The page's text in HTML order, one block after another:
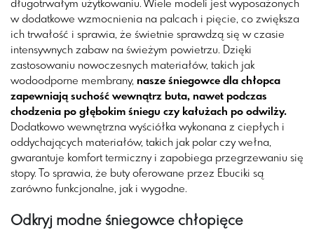
długotrwałym użytkowaniu. Wiele modeli jest wyposażonych
w dodatkowe wzmocnienia na palcach i pięcie, co zwiększa
ich trwałość i sprawia, że świetnie sprawdzą się w czasie
intensywnych zabaw na świeżym powietrzu. Dzięki
zastosowaniu nowoczesnych materiałów, takich jak
wodoodporne membrany, nasze śniegowce dla chłopca
zapewniają suchość wewnątrz buta, nawet podczas
chodzenia po głębokim śniegu czy kałużach po odwilży.
Dodatkowo wewnętrzna wyściółka wykonana z ciepłych i
oddychających materiałów, takich jak polar czy wełna,
gwarantuje komfort termiczny i zapobiega przegrzewaniu się
stopy. To sprawia, że buty oferowane przez Ebuciki są
zarówno funkcjonalne, jak i wygodne.
Odkryj modne śniegowce chłopięce